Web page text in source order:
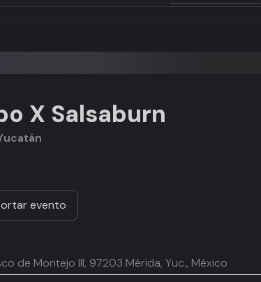
X Salsaburn
evento
de Montejo III, 97203 Mérida, Yuc., México